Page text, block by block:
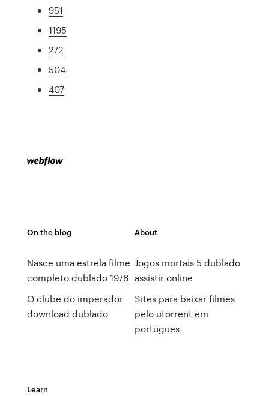
951
1195
272
504
407
On the blog
Nasce uma estrela filme
completo dublado 1976
O clube do imperador
download dublado
About
Jogos mortais 5 dublado
assistir online
Sites para baixar filmes
pelo utorrent em
portugues
Learn